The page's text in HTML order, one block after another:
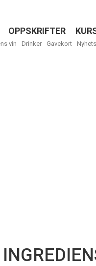
OPPSKRIFTER
vin Drinker Gavekort